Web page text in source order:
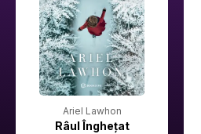
Ariel Lawhon
Râul Înghețat